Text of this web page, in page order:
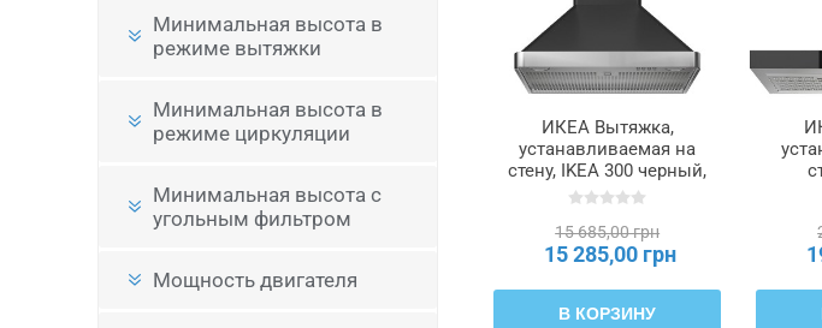
Минимальная высота в
режиме вытяжки
Минимальная высота в
режиме циркуляции
Минимальная высота с
угольным фильтром
Мощность двигателя
ИКЕА Вытяжка,
устанавливаемая на
стену, IKEA 300 черный,
60 см NILSBYN,
15 685,00 грн
15 285,00 грн
В КОРЗИНУ